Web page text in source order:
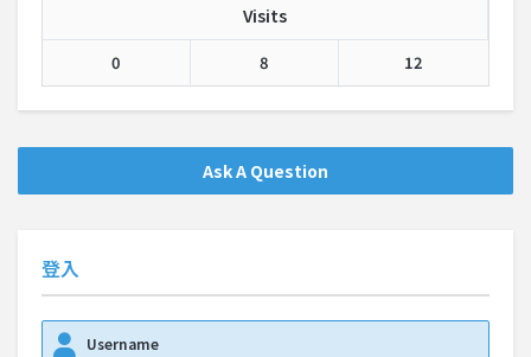
Visits
0 8 12
Ask A Question
登入